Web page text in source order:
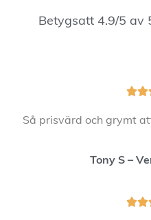
Betygsatt 4.9/5 av

Så prisvärd och grymt
Tony S –
